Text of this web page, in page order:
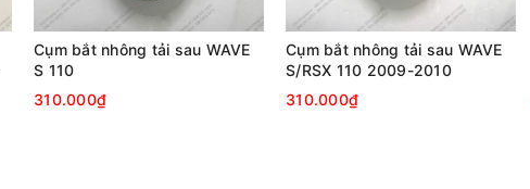
Cụm bắt nhông tải sau WAVE
S 110
310.000₫
Cụm bắt nhông tải sau WAVE
S/RSX 110 2009-2010
310.000₫